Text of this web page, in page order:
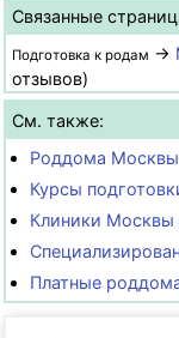
Связанные
Подготовка к родам →
отзывов)
См. также:
Роддома Москвы
Курсы
Клиники Москвы
Платные